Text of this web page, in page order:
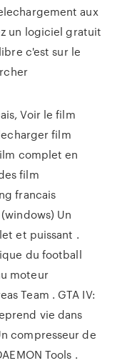
aux
un logiciel gratuit
c'est sur le
Voir le film
film
complet en
film
francais
Un
et puissant .
du football
moteur
Team . GTA IV:
vie dans
compresseur de
Tools .